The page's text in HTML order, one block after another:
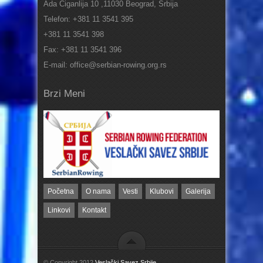
Ada Ciganlija 10 ,11030 Beograd, Srbija
Telefon: +381 11 3541 395
+381 11 3541 398
Fax: +381 11 3541 396
E-mail: office@serbian-rowing.org.rs
Brzi Meni
Početna O nama Vesti Klubovi Galerija
Linkovi Kontakt